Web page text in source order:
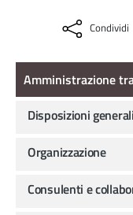
Condividi
Amministrazione
Disposizioni generali
Organizzazione
Consulenti e